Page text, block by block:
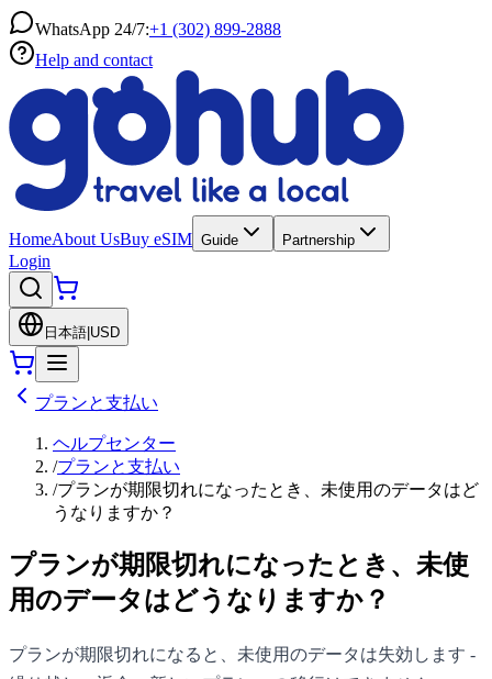
WhatsApp 24/7:+1 (302) 899-2888
Help and contact
HomeAbout UsBuy eSIM Guide Partnership
Login
日本語 USD
プランと支払い
ヘルプセンター
/プランと支払い
/プランが期限切れになったとき、未使用のデータはど
うなりますか？
プランが期限切れになったとき、未使
用のデータはどうなりますか？
プランが期限切れになると、未使用のデータは失効します -